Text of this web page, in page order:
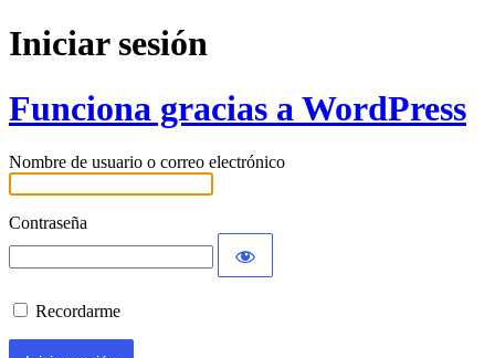
Iniciar sesión
Funciona gracias a WordPress
Nombre de usuario o correo electrónico
Contraseña
Recordarme